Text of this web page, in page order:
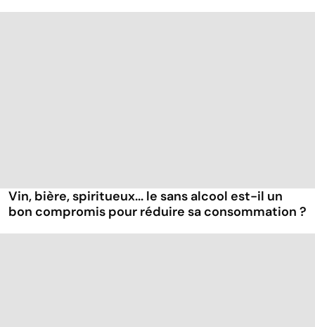
Vin, bière, spiritueux... le sans alcool est-il un
bon compromis pour réduire sa consommation ?